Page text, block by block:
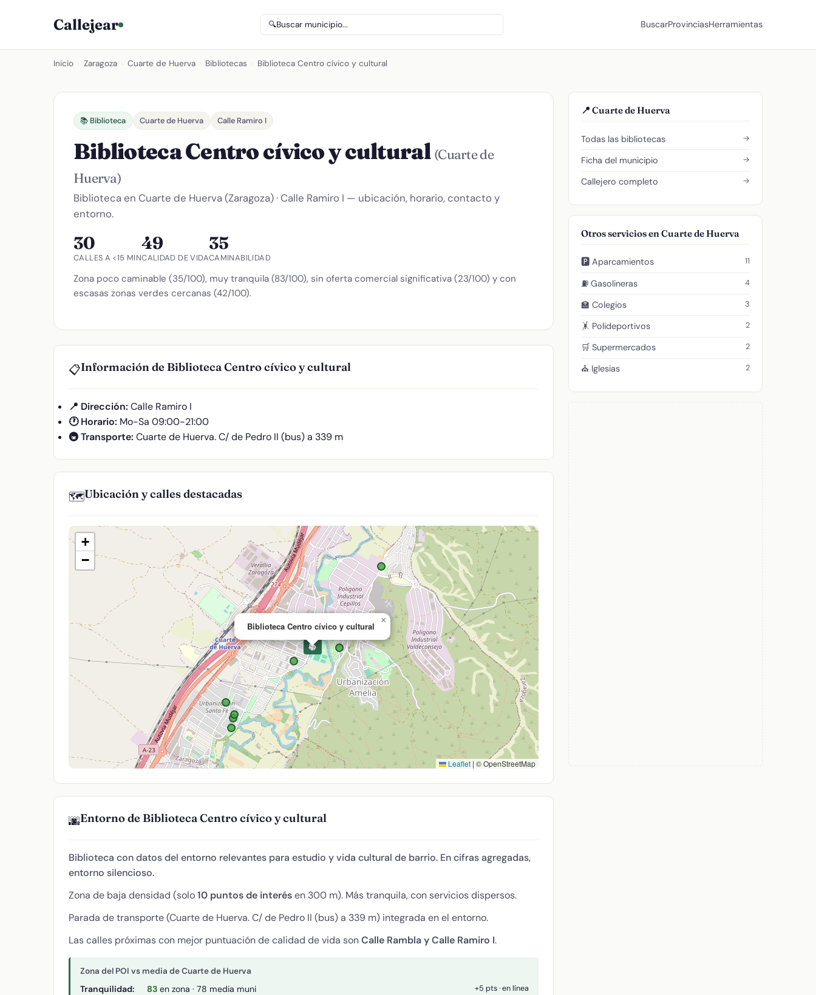
Callejear 🔍Buscar municipio... BuscarProvinciasHerramientas
Inicio Zaragoza Cuarte de Huerva Bibliotecas Biblioteca Centro cívico y cultural
📚 Biblioteca Cuarte de Huerva Calle Ramiro I
Biblioteca Centro cívico y cultural (Cuarte de
Huerva)
Biblioteca en Cuarte de Huerva (Zaragoza) · Calle Ramiro I — ubicación, horario, contacto y
entorno.
30
CALLES A <15 MIN
49
CALIDAD DE VIDA
35
CAMINABILIDAD
Zona poco caminable (35/100), muy tranquila (83/100), sin oferta comercial significativa (23/100) y con
escasas zonas verdes cercanas (42/100).
📋Información de Biblioteca Centro cívico y cultural
📍 Dirección: Calle Ramiro I
🕐 Horario: Mo-Sa 09:00-21:00
🚇 Transporte: Cuarte de Huerva. C/ de Pedro II (bus) a 339 m
🗺️Ubicación y calles destacadas
📚
Biblioteca Centro cívico y cultural
×
+
−
Leaflet | © OpenStreetMap
🌆Entorno de Biblioteca Centro cívico y cultural
Biblioteca con datos del entorno relevantes para estudio y vida cultural de barrio. En cifras agregadas,
entorno silencioso.
Zona de baja densidad (solo10 puntos de interésen 300 m). Más tranquila, con servicios dispersos.
Parada de transporte (Cuarte de Huerva. C/ de Pedro II (bus) a 339 m) integrada en el entorno.
Las calles próximas con mejor puntuación de calidad de vida sonCalle Rambla y Calle Ramiro I.
Zona del POI vs media de Cuarte de Huerva
Tranquilidad: 83 en zona · 78 media muni +5 pts · en línea
📍 Cuarte de Huerva
Todas las bibliotecas →
Ficha del municipio →
Callejero completo →
Otros servicios en Cuarte de Huerva
🅿️ Aparcamientos 11
⛽ Gasolineras 4
🏫 Colegios 3
🤸 Polideportivos 2
🛒 Supermercados 2
⛪ Iglesias 2